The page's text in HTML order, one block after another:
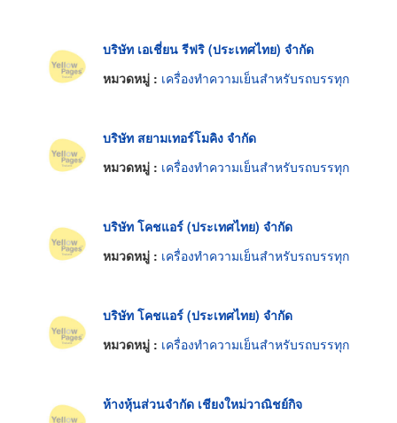
บริษัท เอเชี่ยน รีฟริ (ประเทศไทย) จำกัด
หมวดหมู่ : เครื่องทำความเย็นสำหรับรถบรรทุก
บริษัท สยามเทอร์โมคิง จำกัด
หมวดหมู่ : เครื่องทำความเย็นสำหรับรถบรรทุก
บริษัท โคชแอร์ (ประเทศไทย) จำกัด
หมวดหมู่ : เครื่องทำความเย็นสำหรับรถบรรทุก
บริษัท โคชแอร์ (ประเทศไทย) จำกัด
หมวดหมู่ : เครื่องทำความเย็นสำหรับรถบรรทุก
ห้างหุ้นส่วนจำกัด เชียงใหม่วาณิชย์กิจ